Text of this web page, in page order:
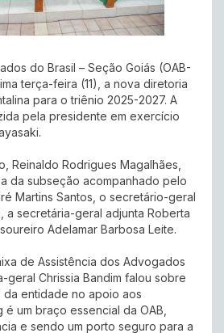
do Brasil – Seção Goiás (OAB-
terça-feira (11), a nova diretoria
para o triênio 2025-2027. A
pela presidente em exercício
Reinaldo Rodrigues Magalhães,
da subseção acompanhado pelo
Martins Santos, o secretário-geral
a secretária-geral adjunta Roberta
Adelamar Barbosa Leite.
de Assistência dos Advogados
geral Chrissia Bandim falou sobre
entidade no apoio aos
é um braço essencial da OAB,
e sendo um porto seguro para a